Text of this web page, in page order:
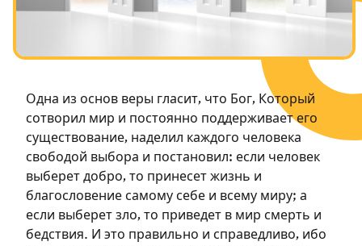
Посты в память о разрушенном Храме
Одна из основ веры гласит, что Бог, Который
сотворил мир и постоянно поддерживает его
существование, наделил каждого человека
свободой выбора и постановил: если человек
выберет добро, то принесет жизнь и
благословение самому себе и всему миру; а
если выберет зло, то приведет в мир смерть и
бедствия. И это правильно и справедливо, ибо